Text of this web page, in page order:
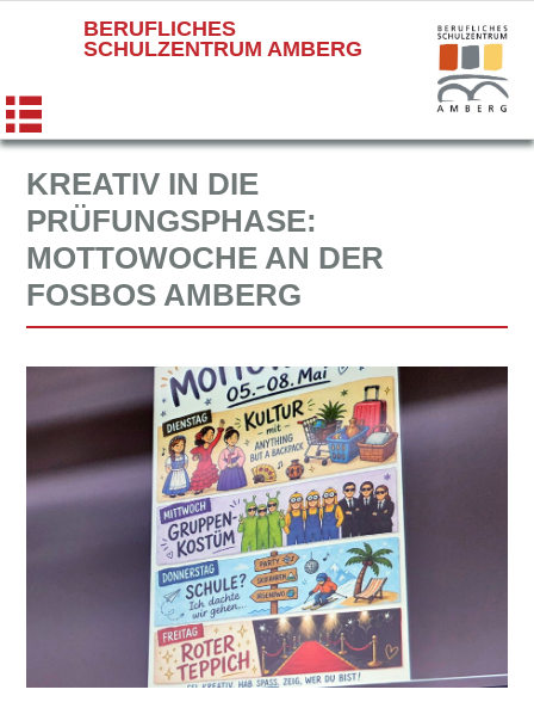
BERUFLICHES
SCHULZENTRUM AMBERG
KREATIV IN DIE
PRÜFUNGSPHASE:
MOTTOWOCHE AN DER
FOSBOS AMBERG